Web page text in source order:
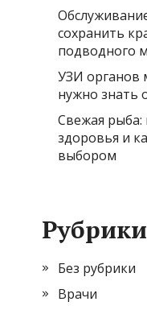
сохранить
подводного
УЗИ органов
нужно знать
Свежая рыба:
здоровья и
выбором
Рубрики
Без рубрики
Врачи